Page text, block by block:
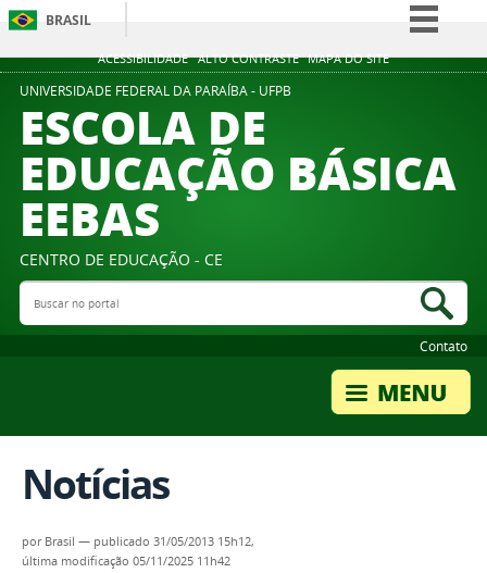
ACESSIBILIDADE ALTO CONTRASTE MAPA DO SITE
BRASIL
Simplifique!
Acesso à informação
Legislação
UNIVERSIDADE FEDERAL DA PARAÍBA - UFPB
ESCOLA DE
EDUCAÇÃO BÁSICA
EEBAS
CENTRO DE EDUCAÇÃO - CE
Buscar no portal
Contato
Notícias
por Brasil — publicado 31/05/2013 15h12,
última modificação 05/11/2025 11h42